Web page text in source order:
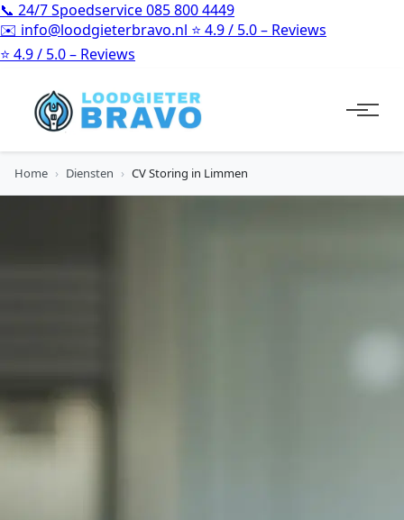
📞 24/7 Spoedservice085 800 4449
✉️ info@loodgieterbravo.nl ⭐ 4.9 / 5.0 – Reviews
⭐ 4.9 / 5.0 – Reviews
Home › Diensten › CV Storing in Limmen